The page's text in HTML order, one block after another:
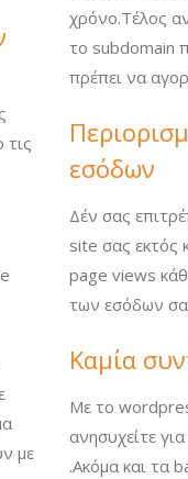
με
χρόνο.Τέλος
το subdomain
πρέπει να
εσόδων
Δέν σας
site σας εκτός
page views
των εσόδων
Καμία
Με το
ανησυχείτε
.Ακόμα και τα